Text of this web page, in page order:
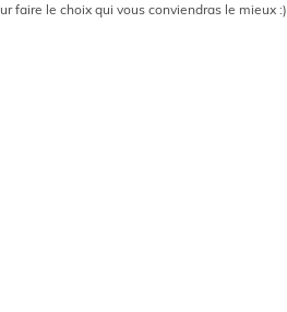
faire le choix qui vous conviendras le mieux :)